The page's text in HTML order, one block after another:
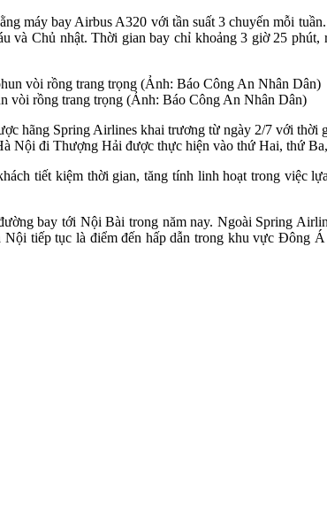
máy bay Airbus A320 với tần suất 3 chuyến mỗi
Chủ nhật. Thời gian bay chỉ khoảng 3 giờ 25 phút,
vòi rồng trang trọng (Ảnh: Báo Công An Nhân Dân)
hãng Spring Airlines khai trương từ ngày 2/7 với thời
Nội đi Thượng Hải được thực hiện vào thứ Hai, thứ
tiết kiệm thời gian, tăng tính linh hoạt trong việc
bay tới Nội Bài trong năm nay. Ngoài Spring
tiếp tục là điểm đến hấp dẫn trong khu vực Đông